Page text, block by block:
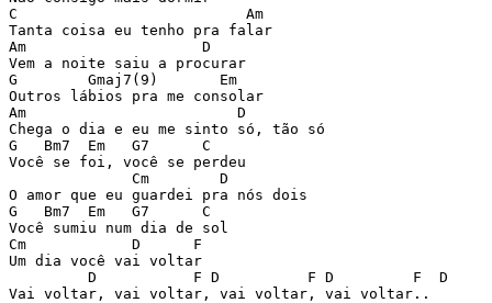
C                          Am
Tanta coisa eu tenho pra falar
Am                    D
Vem a noite saiu a procurar
G        Gmaj7(9)       Em
Outros lábios pra me consolar
Am                        D
Chega o dia e eu me sinto só, tão só
G   Bm7  Em   G7      C
Você se foi, você se perdeu
              Cm        D
O amor que eu guardei pra nós dois
G   Bm7  Em   G7      C
Você sumiu num dia de sol
Cm            D      F
Um dia você vai voltar
         D           F D          F D         F  D
Vai voltar, vai voltar, vai voltar, vai voltar..